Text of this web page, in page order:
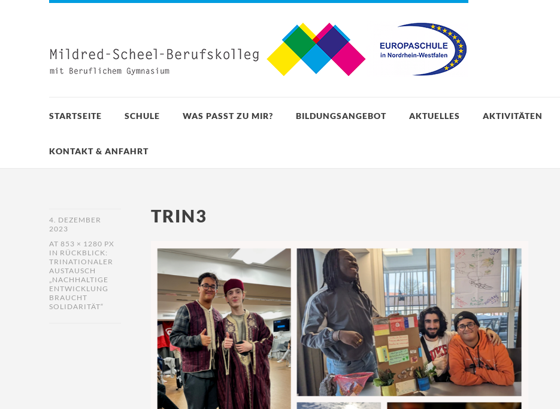
STARTSEITE SCHULE WAS PASST ZU MIR? BILDUNGSANGEBOT AKTUELLES AKTIVITÄTEN
KONTAKT & ANFAHRT
4. DEZEMBER
2023
AT 853 × 1280 PX
IN RÜCKBLICK:
TRINATIONALER
AUSTAUSCH
„NACHHALTIGE
ENTWICKLUNG
BRAUCHT
SOLIDARITÄT“
TRIN3